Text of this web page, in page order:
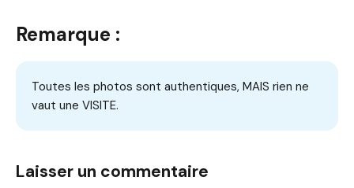
Remarque :
Toutes les photos sont authentiques, MAIS rien ne
vaut une VISITE.
Laisser un commentaire